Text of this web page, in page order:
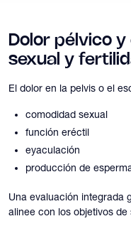
Dolor pélvico
sexual y
El dolor en la pelvis o el
comodidad sexual
función eréctil
eyaculación
producción de
Una evaluación integrada
alinee con los objetivos